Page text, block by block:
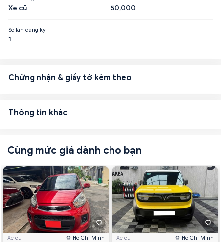
Xe cũ 50,000
Số lần đăng ký
1
Chứng nhận & giấy tờ kèm theo
Thông tin khác
Cùng mức giá dành cho bạn
Xe cũ Hồ Chí Minh Xe cũ Hồ Chí Minh